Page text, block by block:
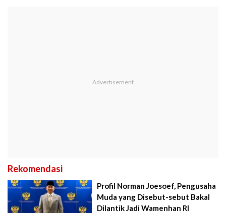
Rekomendasi
Profil Norman Joesoef, Pengusaha
Muda yang Disebut-sebut Bakal
Dilantik Jadi Wamenhan RI